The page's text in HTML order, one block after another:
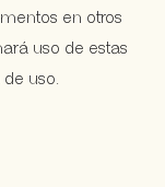
en otros
uso de estas
uso.